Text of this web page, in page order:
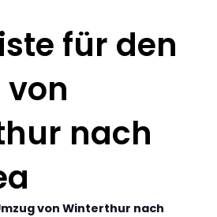
für den
von
nach
von Winterthur nach